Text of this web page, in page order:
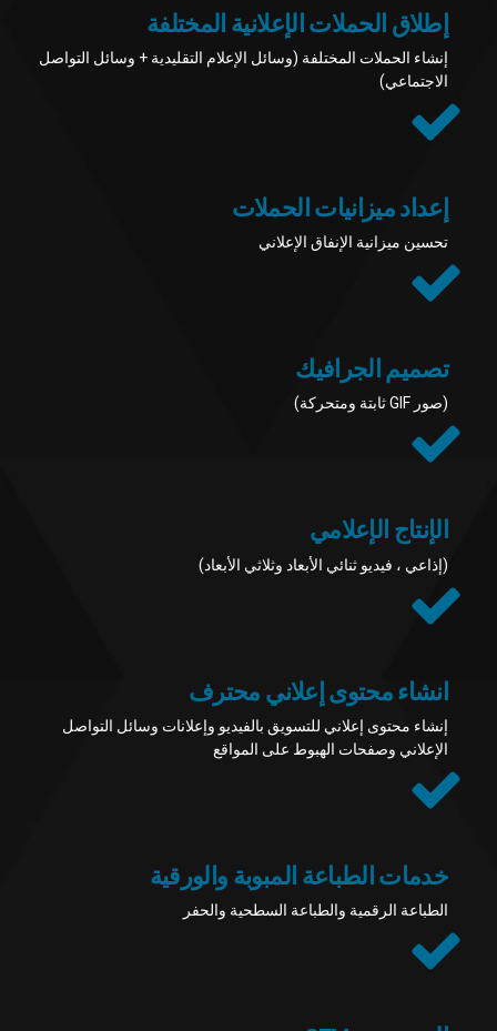
إطلاق الحملات الإعلانية المختلفة
إنشاء الحملات المختلفة (وسائل الإعلام التقليدية + وسائل التواصل
الاجتماعي)
إعداد ميزانيات الحملات
تحسين ميزانية الإنفاق الإعلاني
تصميم الجرافيك
(صور GIF ثابتة ومتحركة)
الإنتاج الإعلامي
(إذاعي ، فيديو ثنائي الأبعاد وثلاثي الأبعاد)
انشاء محتوى إعلاني محترف
إنشاء محتوى إعلاني للتسويق بالفيديو وإعلانات وسائل التواصل
الإعلاني وصفحات الهبوط على المواقع
خدمات الطباعة المبوبة والورقية
الطباعة الرقمية والطباعة السطحية والحفر